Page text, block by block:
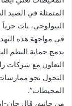
المتمثلة في الصيد
البيولوجي، بات
في مواجهة هذه
بدمج حماية النظم
التعاون مع شركات
التحول نحو
المحيطات”.
من جانبه، قال جان-